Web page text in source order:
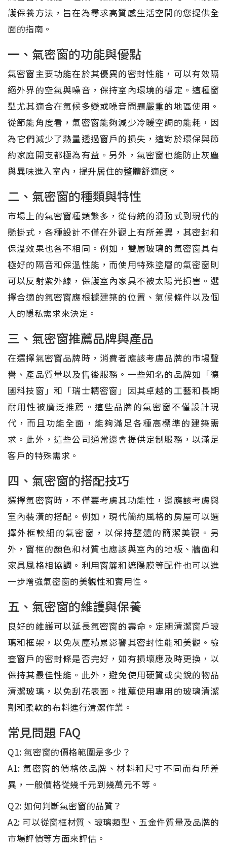
護保養方法，旨在為尋求高質感生活空間的您提供全
面的指南。
一、氣密窗的功能與優點
氣密窗主要功能在於其優異的密封性能，可以有效隔
絕外界的空氣與噪音，保持室內環境的穩定。這種窗
型尤其適合在氣候多變或噪音問題嚴重的地區使用。
從節能角度看，氣密窗能夠減少冷暖空調的能耗，因
為它們減少了熱量透過窗戶的損失，這對於環保與節
約家庭開支都極為有益。另外，氣密窗也能防止灰塵
與異味進入室內，提升居住的整體舒適度。
二、氣密窗的種類與特性
市場上的氣密窗種類繁多，從傳統的滑動式到現代的
懸掛式，各種設計不僅在外觀上有所差異，其密封和
保溫效果也各不相同。例如，雙層玻璃的氣密窗具有
極好的隔音和保溫性能，而使用特殊塗層的氣密窗則
可以反射紫外線，保護室內家具不被太陽光損害。選
擇合適的氣密窗應根據建築的位置、氣候條件以及個
人的隱私需求來決定。
三、氣密窗推薦品牌與產品
在選擇氣密窗品牌時，消費者應該考慮品牌的市場聲
譽、產品質量以及售後服務。一些知名的品牌如「德
國科技窗」和「瑞士精密窗」因其卓越的工藝和長期
耐用性被廣泛推薦。這些品牌的氣密窗不僅設計現
代，而且功能全面，能夠滿足各種高標準的建築需
求。此外，這些公司通常還會提供定制服務，以滿足
客戶的特殊需求。
四、氣密窗的搭配技巧
選擇氣密窗時，不僅要考慮其功能性，還應該考慮與
室內裝潢的搭配。例如，現代簡約風格的房屋可以選
擇外框較細的氣密窗，以保持整體的簡潔美觀。另
外，窗框的顏色和材質也應該與室內的地板、牆面和
家具風格相協調。利用窗簾和遮陽膜等配件也可以進
一步增強氣密窗的美觀性和實用性。
五、氣密窗的維護與保養
良好的維護可以延長氣密窗的壽命。定期清潔窗戶玻
璃和框架，以免灰塵積累影響其密封性能和美觀。檢
查窗戶的密封條是否完好，如有損壞應及時更換，以
保持其最佳性能。此外，避免使用硬質或尖銳的物品
清潔玻璃，以免刮花表面。推薦使用專用的玻璃清潔
劑和柔軟的布料進行清潔作業。
常見問題 FAQ
Q1: 氣密窗的價格範圍是多少？
A1: 氣密窗的價格依品牌、材料和尺寸不同而有所差
異，一般價格從幾千元到幾萬元不等。
Q2: 如何判斷氣密窗的品質？
A2: 可以從窗框材質、玻璃類型、五金件質量及品牌的
市場評價等方面來評估。